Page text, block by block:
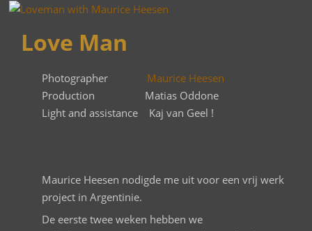
Love Man
Photographer
Maurice Heesen
Production Matias Oddone
Light and assistance Kaj van Geel !
Maurice Heesen nodigde me uit voor een vrij werk
project in Argentinie.
De eerste twee weken hebben we